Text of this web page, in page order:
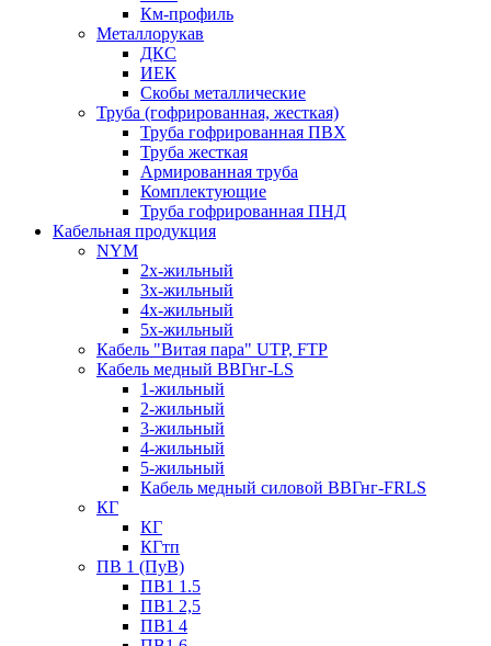
Км-профиль
Металлорукав
ДКС
ИЕК
Скобы металлические
Труба (гофрированная, жесткая)
Труба гофрированная ПВХ
Труба жесткая
Армированная труба
Комплектующие
Труба гофрированная ПНД
Кабельная продукция
NYM
2х-жильный
3х-жильный
4х-жильный
5х-жильный
Кабель "Витая пара" UTP, FTP
Кабель медный ВВГнг-LS
1-жильный
2-жильный
3-жильный
4-жильный
5-жильный
Кабель медный силовой ВВГнг-FRLS
КГ
КГ
КГтп
ПВ 1 (ПуВ)
ПВ1 1.5
ПВ1 2,5
ПВ1 4